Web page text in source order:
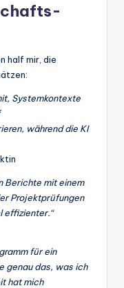
half mir, die
Systemkontexte
während die KI
Berichte mit einem
Projektprüfungen
effizienter.“
für ein
genau das, was ich
hat mich